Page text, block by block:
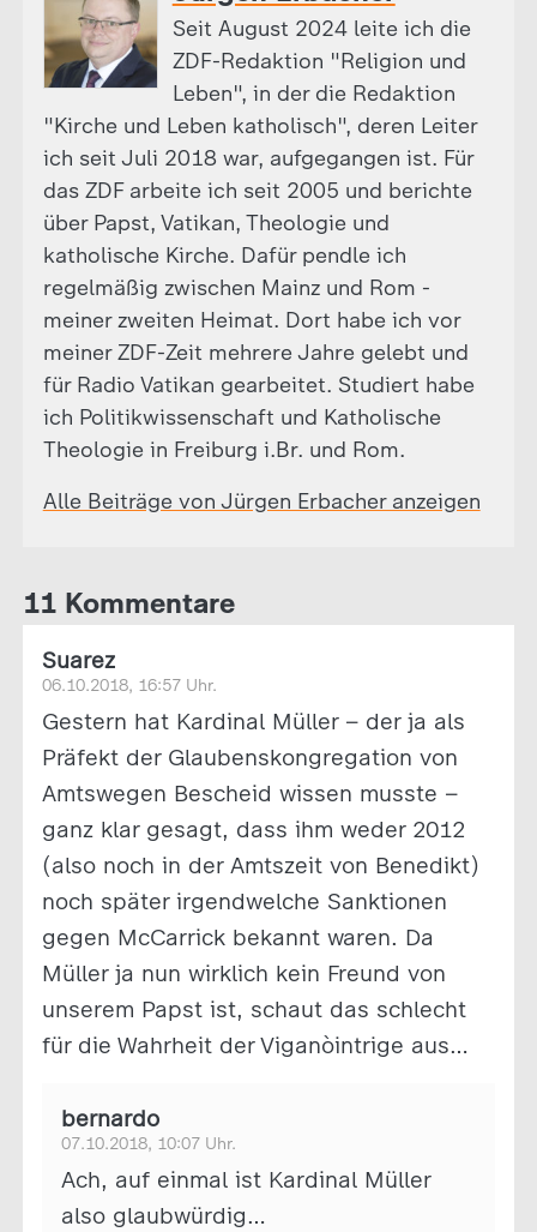
Seit August 2024 leite ich die
ZDF-Redaktion "Religion und
Leben", in der die Redaktion
"Kirche und Leben katholisch", deren Leiter
ich seit Juli 2018 war, aufgegangen ist. Für
das ZDF arbeite ich seit 2005 und berichte
über Papst, Vatikan, Theologie und
katholische Kirche. Dafür pendle ich
regelmäßig zwischen Mainz und Rom -
meiner zweiten Heimat. Dort habe ich vor
meiner ZDF-Zeit mehrere Jahre gelebt und
für Radio Vatikan gearbeitet. Studiert habe
ich Politikwissenschaft und Katholische
Theologie in Freiburg i.Br. und Rom.
Alle Beiträge von Jürgen Erbacher anzeigen
11 Kommentare
Suarez
06.10.2018, 16:57 Uhr.
Gestern hat Kardinal Müller – der ja als
Präfekt der Glaubenskongregation von
Amtswegen Bescheid wissen musste –
ganz klar gesagt, dass ihm weder 2012
(also noch in der Amtszeit von Benedikt)
noch später irgendwelche Sanktionen
gegen McCarrick bekannt waren. Da
Müller ja nun wirklich kein Freund von
unserem Papst ist, schaut das schlecht
für die Wahrheit der Viganòintrige aus…
bernardo
07.10.2018, 10:07 Uhr.
Ach, auf einmal ist Kardinal Müller
also glaubwürdig…